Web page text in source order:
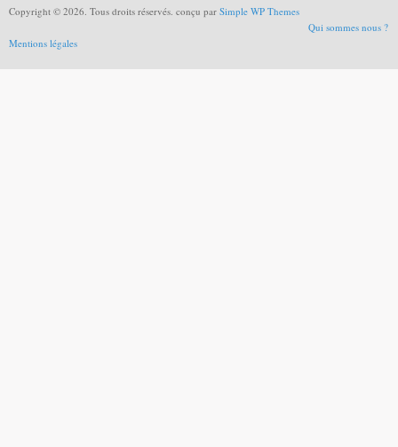
Copyright © 2026. Tous droits réservés. conçu par Simple WP Themes
Qui sommes nous ?
Mentions légales